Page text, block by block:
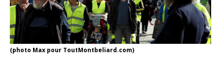
(photo Max pour ToutMontbeliard.com)